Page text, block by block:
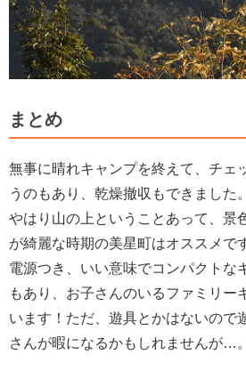
まとめ
無事に晴れキャンプを終えて、チェ
うのもあり、乾燥撤収もできました。
やはり山の上ということあって、景
が綺麗な時期の美星町はオススメで
電源つき、いい意味でコンパクトな
もあり、お子さんのいるファミリー
います！ただ、遊具とかはないので
さんが暇になるかもしれませんが…。